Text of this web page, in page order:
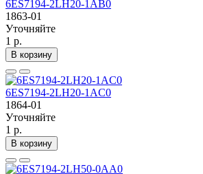
6ES7194-2LH20-1AB0
1863-01
Уточняйте
1 р.
В корзину
6ES7194-2LH20-1AC0
1864-01
Уточняйте
1 р.
В корзину